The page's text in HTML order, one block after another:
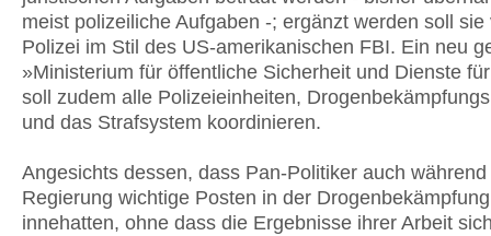
meist polizeiliche Aufgaben -; ergänzt werden soll sie
Polizei im Stil des US-amerikanischen FBI. Ein neu
»Ministerium für öffentliche Sicherheit und Dienste
soll zudem alle Polizeieinheiten,
und das Strafsystem koordinieren.
Angesichts dessen, dass Pan-Politiker auch
Regierung wichtige Posten in der Drogenbekämpfung
innehatten, ohne dass die Ergebnisse ihrer Arbeit